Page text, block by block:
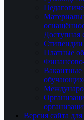
Доступная
Платные
Финансово-
Вакантные
Версия сайта